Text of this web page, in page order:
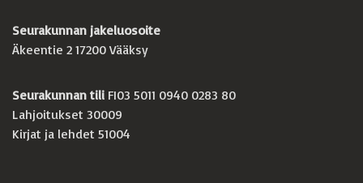
Seurakunnan jakeluosoite
Äkeentie 2 17200 Vääksy
Seurakunnan tili FI03 5011 0940 0283 80
Lahjoitukset 30009
Kirjat ja lehdet 51004